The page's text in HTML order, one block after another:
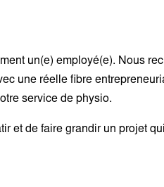
un(e) employé(e). Nous
une réelle fibre
service de physio.
et de faire grandir un projet